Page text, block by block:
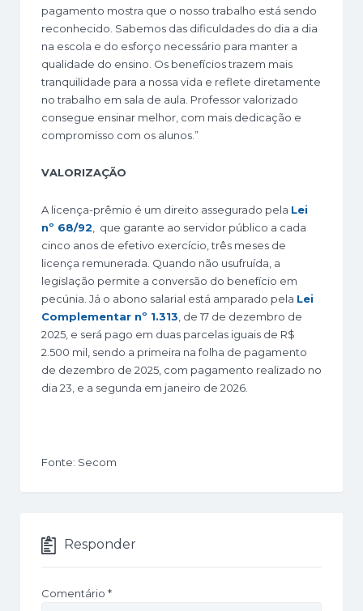
pagamento mostra que o nosso trabalho está sendo
reconhecido. Sabemos das dificuldades do dia a dia
na escola e do esforço necessário para manter a
qualidade do ensino. Os benefícios trazem mais
tranquilidade para a nossa vida e reflete diretamente
no trabalho em sala de aula. Professor valorizado
consegue ensinar melhor, com mais dedicação e
compromisso com os alunos.”
VALORIZAÇÃO
A licença-prêmio é um direito assegurado pela Lei
nº 68/92 , que garante ao servidor público a cada
cinco anos de efetivo exercício, três meses de
licença remunerada. Quando não usufruída, a
legislação permite a conversão do benefício em
pecúnia. Já o abono salarial está amparado pela Lei
Complementar nº 1.313 , de 17 de dezembro de
2025, e será pago em duas parcelas iguais de R$
2.500 mil, sendo a primeira na folha de pagamento
de dezembro de 2025, com pagamento realizado no
dia 23, e a segunda em janeiro de 2026.
Fonte: Secom
Responder
Comentário *